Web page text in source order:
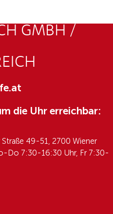
GMBH /
die Uhr erreichbar:
49-51, 2700 Wiener
Do 7:30-16:30 Uhr, Fr 7:30-